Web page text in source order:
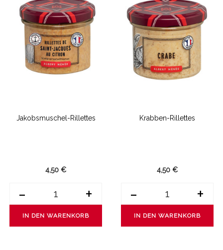
Jakobsmuschel-Rillettes
4,50 €
- +
IN DEN WARENKORB
Krabben-Rillettes
4,50 €
- +
IN DEN WARENKORB